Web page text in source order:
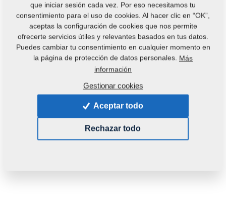
Código del producto: VZ00023020
Número de catálogo original: 40109834010984
Esta pieza es utilizable también en las siguientes
máquinas:
DUOLENT
TERRIX TRITON
2,0020 Kg
que iniciar sesión cada vez. Por eso necesitamos tu
consentimiento para el uso de cookies. Al hacer clic en “OK”,
aceptas la configuración de cookies que nos permite
ofrecerte servicios útiles y relevantes basados en tus datos.
Puedes cambiar tu consentimiento en cualquier momento en
la página de protección de datos personales. Más
información
Gestionar cookies
Aceptar todo
Rechazar todo